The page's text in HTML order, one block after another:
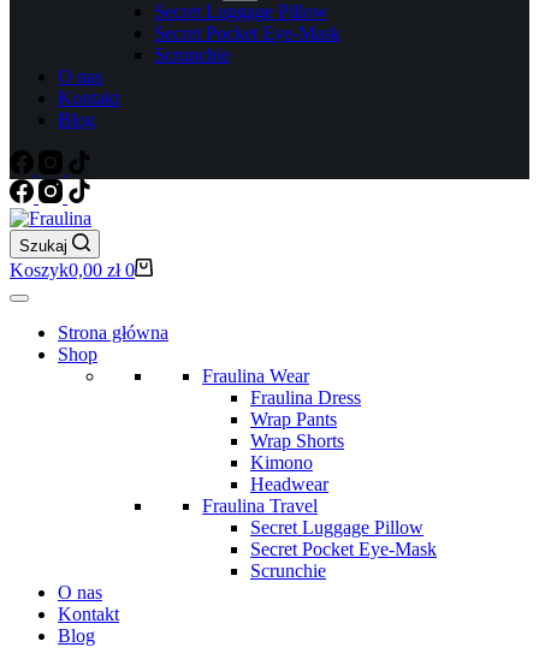
Secret Luggage Pillow
Secret Pocket Eye-Mask
Scrunchie
O nas
Kontakt
Blog
Szukaj
Koszyk0,00 zł 0
Strona główna
Shop
Fraulina Wear
Fraulina Dress
Wrap Pants
Wrap Shorts
Kimono
Headwear
Fraulina Travel
Secret Luggage Pillow
Secret Pocket Eye-Mask
Scrunchie
O nas
Kontakt
Blog